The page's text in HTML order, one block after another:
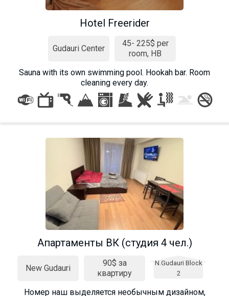
Hotel Freerider
Gudauri Center
45- 225$ per
room, HB
Sauna with its own swimming pool. Hookah bar. Room
cleaning every day.
Апартаменты ВК (студия 4 чел.)
New Gudauri
90$ за
квартиру
N.Gudauri Block
2
Номер наш выделяется необычным дизайном,